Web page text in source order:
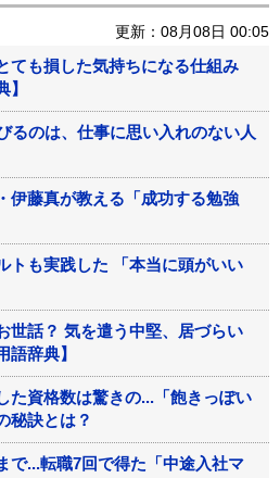
更新：08月08日 00:05
ても損した気持ちになる仕組み
】
るのは、仕事に思い入れのない人
伊藤真が教える「成功する勉強
トも実践した 「本当に頭がいい
世話？ 気を遣う中堅、居づらい
語辞典】
た資格数は驚きの...「飽きっぽい
秘訣とは？
で...転職7回で得た「中途入社マ